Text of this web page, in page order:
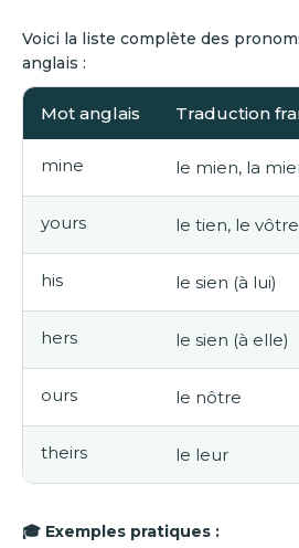
Voici la liste complète des
anglais :
Mot anglais Traduction
mine le mien, la
yours le tien, le vôtre
his le sien (à lui)
hers le sien (à elle)
ours le nôtre
theirs le leur
🎓 Exemples pratiques :